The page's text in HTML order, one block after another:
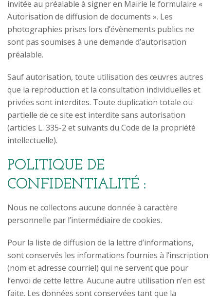
invitée au préalable à signer en Mairie le formulaire «
Autorisation de diffusion de documents ». Les
photographies prises lors d’évènements publics ne
sont pas soumises à une demande d’autorisation
préalable.
Sauf autorisation, toute utilisation des œuvres autres
que la reproduction et la consultation individuelles et
privées sont interdites. Toute duplication totale ou
partielle de ce site est interdite sans autorisation
(articles L. 335-2 et suivants du Code de la propriété
intellectuelle).
POLITIQUE DE
CONFIDENTIALITÉ :
Nous ne collectons aucune donnée à caractère
personnelle par l’intermédiaire de cookies.
Pour la liste de diffusion de la lettre d’informations,
sont conservés les informations fournies à l’inscription
(nom et adresse courriel) qui ne servent que pour
l’envoi de cette lettre. Aucune autre utilisation n’en est
faite. Les données sont conservées tant que la